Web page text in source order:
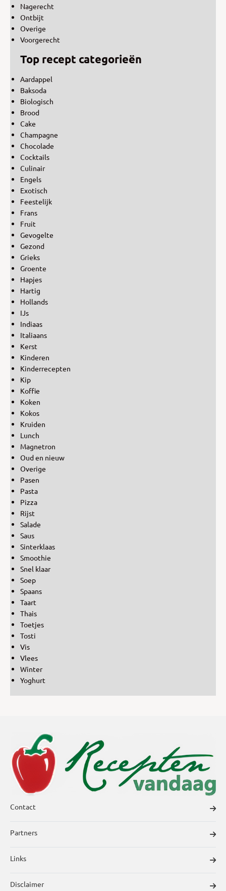
Nagerecht
Ontbijt
Overige
Voorgerecht
Top recept categorieën
Aardappel
Baksoda
Biologisch
Brood
Cake
Champagne
Chocolade
Cocktails
Culinair
Engels
Exotisch
Feestelijk
Frans
Fruit
Gevogelte
Gezond
Grieks
Groente
Hapjes
Hartig
Hollands
IJs
Indiaas
Italiaans
Kerst
Kinderen
Kinderrecepten
Kip
Koffie
Koken
Kokos
Kruiden
Lunch
Magnetron
Oud en nieuw
Overige
Pasen
Pasta
Pizza
Rijst
Salade
Saus
Sinterklaas
Smoothie
Snel klaar
Soep
Spaans
Taart
Thais
Toetjes
Tosti
Vis
Vlees
Winter
Yoghurt
Contact
Partners
Links
Disclaimer